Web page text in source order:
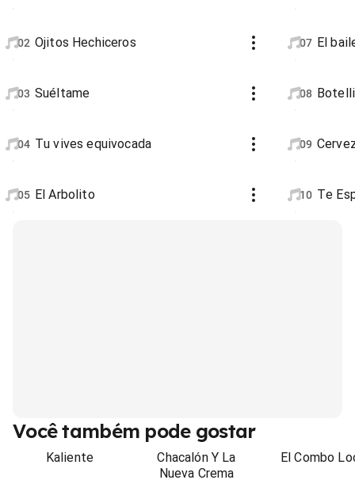
02 Ojitos Hechiceros
03 Suéltame
04 Tu vives equivocada
05 El Arbolito
07 El
08
09
10 Te
Você também pode gostar
Kaliente
Chacalón Y La
Nueva Crema
El Combo